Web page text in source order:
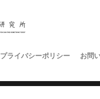
プライバシーポリシー お問